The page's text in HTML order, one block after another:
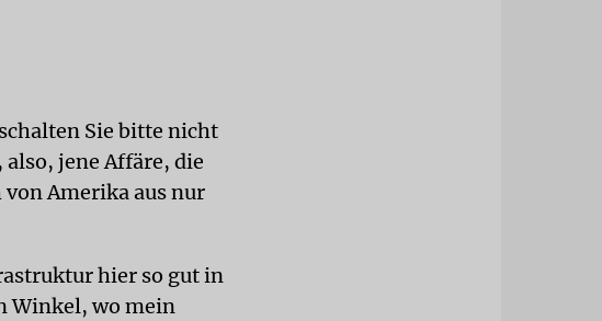
Sie bitte nicht
jene Affäre, die
Amerika aus nur
hier so gut in
Winkel, wo mein